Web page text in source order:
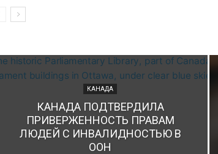
КАНАДА
КАНАДА ПОДТВЕРДИЛА
ПРИВЕРЖЕННОСТЬ ПРАВАМ
ЛЮДЕЙ С ИНВАЛИДНОСТЬЮ В
ООН